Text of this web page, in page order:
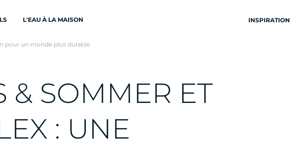
L'EAU À LA MAISON INSPIRATION
pour un monde plus durable
& SOMMER ET
EX : UNE